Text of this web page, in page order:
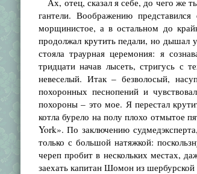
Ах, отец, сказал я себе, до чего же
гантели. Воображению
морщинистое, а в остальном до
продолжал крутить педали, но дышал
стояла траурная церемония: я
тридцати начав лысеть, стригусь
невеселый. Итак – безволосый,
похоронных песнопений и
похороны – это мое. Я перестал
котла бу­рело на полу плохо отмытое
York». По заключению
только с большой натяжкой:
череп пробит в нескольких местах,
заехать капитан Шомон из